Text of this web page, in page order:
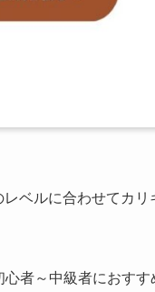
ベルに合わせてカリ
者～中級者におすす